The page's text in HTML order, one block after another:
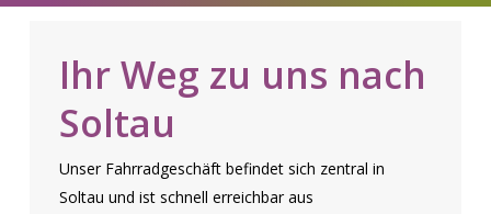
Ihr Weg zu uns nach
Soltau
Unser Fahrradgeschäft befindet sich zentral in
Soltau und ist schnell erreichbar aus